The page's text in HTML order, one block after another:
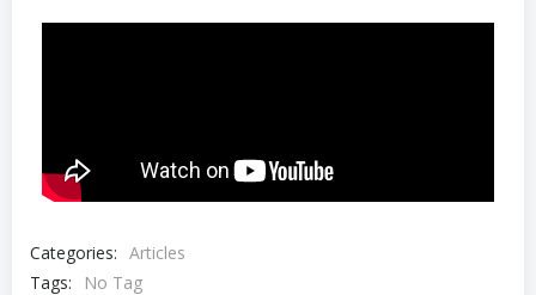
Categories: Articles
Tags:
No Tag